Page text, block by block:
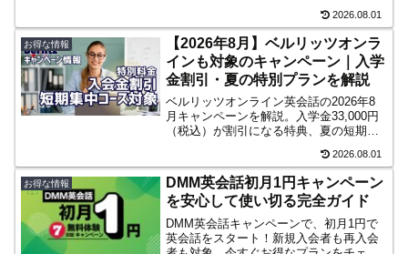
て、発音や文法のフィードバックを受け
ながら学習できます。​英語学習に本気で
取り組みたい方におすすめのツールで
す。​
2026.08.01
お得な情報
【2026年8月】ベルリッツオンラ
インも対象のキャンペーン｜入学
金割引・夏の特別プランを解説
ベルリッツオンライン英会話の2026年8
月キャンペーンを解説。入学金33,000円
（税込）が割引になる特典、夏の短期集
引、無料体験で確認したいポイントをま
とめました。
2026.08.01
お得な情報
DMM英会話初月1円キャンペーン
を安心して使い切る完全ガイド
DMM英会話キャンペーンで、初月1円で
英会話をスタート！新規入会者も再入会